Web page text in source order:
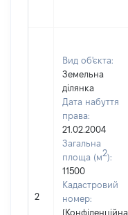
2
Вид об'єкта:
Земельна
ділянка
Дата набуття
права:
21.02.2004
Загальна
площа (м2):
11500
Кадастровий
номер:
[Конфіденційна